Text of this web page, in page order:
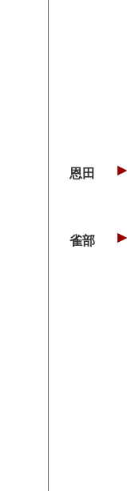
恩田
雀部